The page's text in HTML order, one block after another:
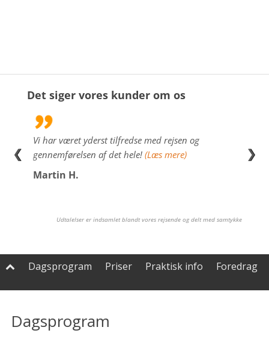
Det siger vores kunder om os
Vi har været yderst tilfredse med rejsen og
gennemførelsen af det hele! (Læs mere)
Martin H.
(Læs
❮ ❯
Udtalelser er indsamlet blandt vores rejsende og delt med samtykke
 Dagsprogram Priser Praktisk info Foredrag
Dagsprogram